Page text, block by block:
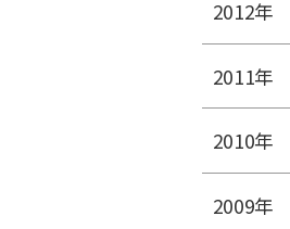
2012年
2011年
2010年
2009年